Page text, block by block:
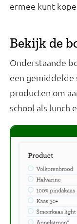
ermee kunt
Bekijk de
Onderstaande
een gemiddelde
producten om
school als lunch